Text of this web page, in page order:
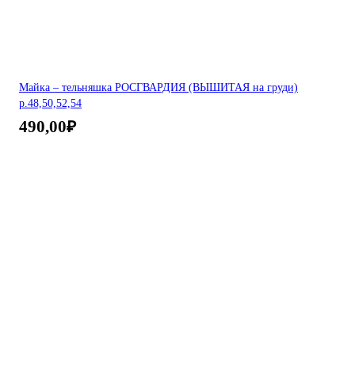
Майка – тельняшка РОСГВАРДИЯ (ВЫШИТАЯ на груди)
р.48,50,52,54
490,00₽